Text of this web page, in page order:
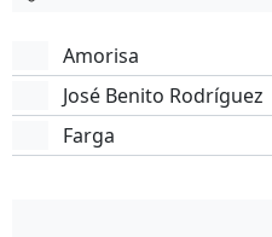
Amorisa
José Benito Rodríguez
Farga